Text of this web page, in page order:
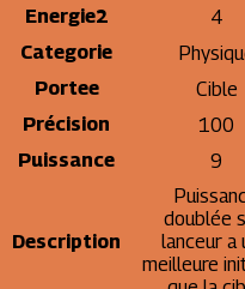
Energie2
4
Categorie
Portee
Cible
Précision
100
Puissance
9
Description
doublée
lanceur a
meilleure